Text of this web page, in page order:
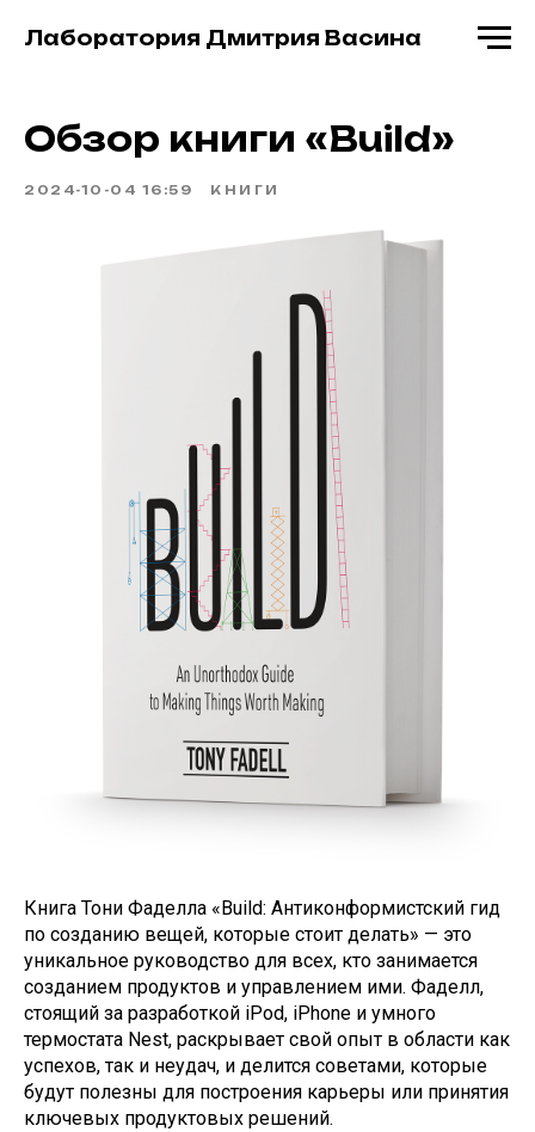
Лаборатория Дмитрия Васина
Обзор книги «Build»
2024-10-04 16:59 КНИГИ
Книга Тони Фаделла «Build: Антиконформистский гид
по созданию вещей, которые стоит делать» — это
уникальное руководство для всех, кто занимается
созданием продуктов и управлением ими. Фаделл,
стоящий за разработкой iPod, iPhone и умного
термостата Nest, раскрывает свой опыт в области как
успехов, так и неудач, и делится советами, которые
будут полезны для построения карьеры или принятия
ключевых продуктовых решений.